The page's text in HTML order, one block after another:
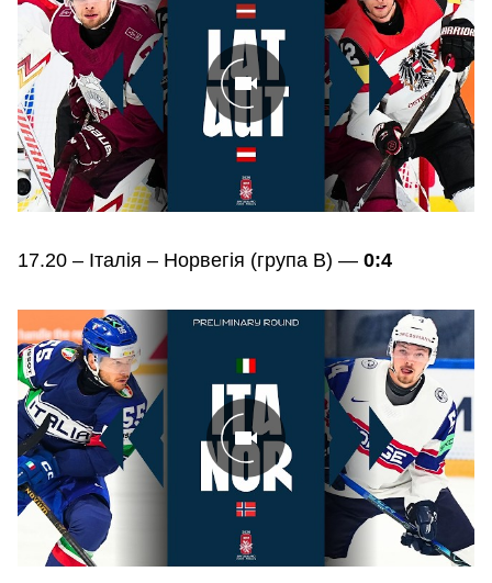
17.20 – Італія – Норвегія (група В) — 0:4